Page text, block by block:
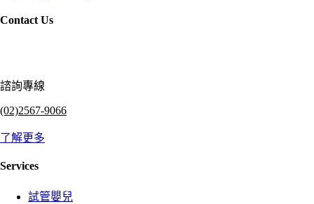
Contact Us
諮詢專線
(02)2567-9066
了解更多
Services
試管嬰兒